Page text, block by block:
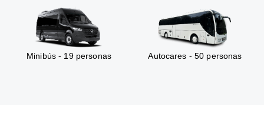
Minibús - 19 personas Autocares - 50 personas